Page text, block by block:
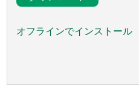
オフラインでインストール